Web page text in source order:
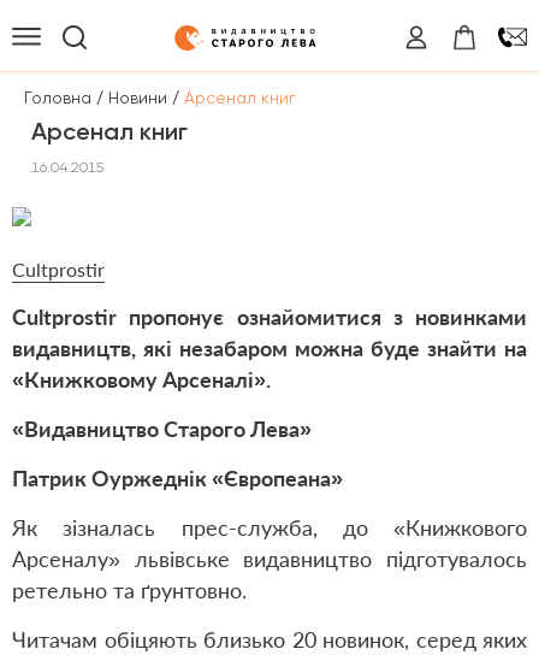
Головна / Новини / Арсенал книг
Арсенал книг
16.04.2015
Cultprostir
Cultprostir пропонує ознайомитися з новинками
видавництв, які незабаром можна буде знайти на
«Книжковому Арсеналі».
«Видавництво Старого Лева»
Патрик Оуржеднік «Європеана»
Як зізналась прес-служба, до «Книжкового
Арсеналу» львівське видавництво підготувалось
ретельно та ґрунтовно.
Читачам обіцяють близько 20 новинок, серед яких